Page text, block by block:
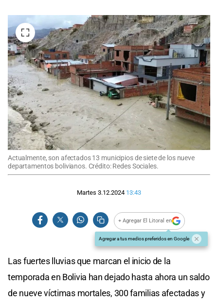
Actualmente, son afectados 13 municipios de siete de los nueve
departamentos bolivianos. Crédito: Redes Sociales.
Martes 3.12.2024 13:43
+ Agregar El Litoral en
Agregar a tus medios preferidos en Google
Las fuertes lluvias que marcan el inicio de la
temporada en Bolivia han dejado hasta ahora un saldo
de nueve víctimas mortales, 300 familias afectadas y